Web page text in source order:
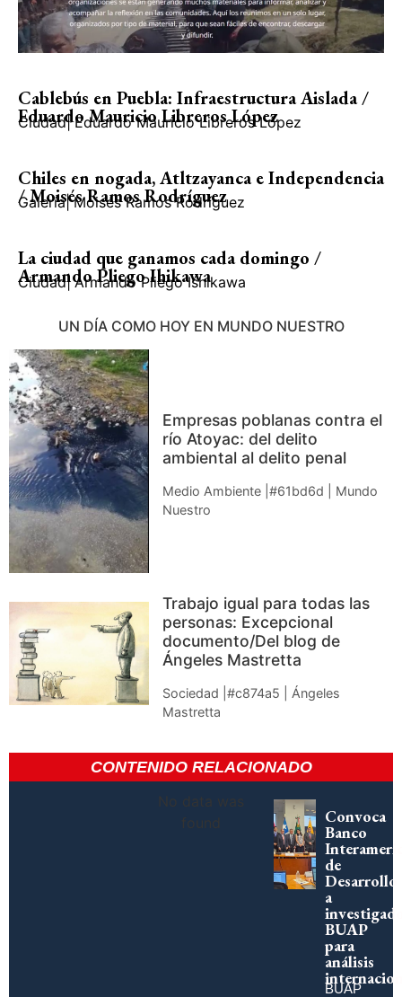
Cablebús en Puebla: Infraestructura Aislada /
Eduardo Mauricio Libreros López
Ciudad| Eduardo Mauricio Libreros López
Chiles en nogada, Atltzayanca e Independencia
/ Moisés Ramos Rodríguez
Galería| Moisés Ramos Rodríguez
La ciudad que ganamos cada domingo /
Armando Pliego Ihikawa
Ciudad| Armando Pliego Ishikawa
UN DÍA COMO HOY EN MUNDO NUESTRO
Empresas poblanas contra el
río Atoyac: del delito
ambiental al delito penal
Medio Ambiente |#61bd6d | Mundo
Nuestro
Trabajo igual para todas las
personas: Excepcional
documento/Del blog de
Ángeles Mastretta
Sociedad |#c874a5 | Ángeles
Mastretta
CONTENIDO RELACIONADO
No data was
found
Convoca
Banco
de
Desarrollo
a
BUAP
para
análisis
BUAP